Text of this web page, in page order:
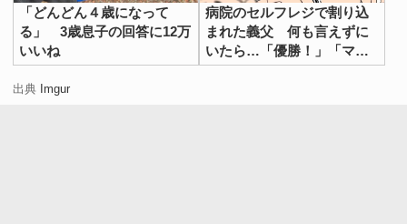
「どんどん４歳になって
る」 3歳息子の回答に12万
いいね
病院のセルフレジで割り込
まれた義父 何も言えずに
いたら…「優勝！」「マネ
したい」
出典 Imgur